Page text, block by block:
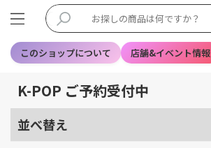
このショップについて 店舗&イベント情報
K-POP ご予約受付中
並べ替え